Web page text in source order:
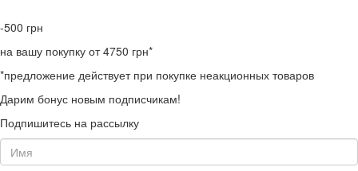
-500 грн
на вашу покупку от 4750 грн*
*предложение действует при покупке неакционных товаров
Дарим бонус новым подписчикам!
Подпишитесь на рассылку